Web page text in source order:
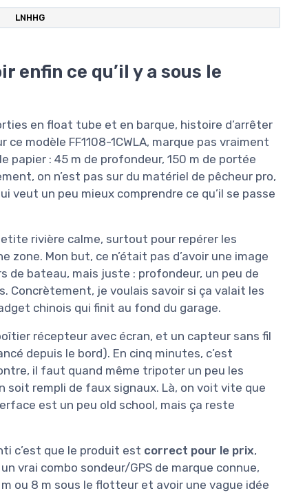
LNHHG
enfin ce qu’il y a sous le
en float tube et en barque, histoire d’arrêter
modèle FF1108-1CWLA, marque pas vraiment
papier : 45 m de profondeur, 150 m de portée
on n’est pas sur du matériel de pêcheur pro,
veut un peu mieux comprendre ce qu’il se passe
rivière calme, surtout pour repérer les
zone. Mon but, ce n’était pas d’avoir une image
de bateau, mais juste : profondeur, un peu de
Concrètement, je voulais savoir si ça valait les
chinois qui finit au fond du garage.
récepteur avec écran, et un capteur sans fil
depuis le bord). En cinq minutes, c’est
il faut quand même tripoter un peu les
soit rempli de faux signaux. Là, on voit vite que
est un peu old school, mais ça reste
c’est que le produit est correct pour le prix,
vrai combo sondeur/GPS de marque connue,
ou 8 m sous le flotteur et avoir une vague idée